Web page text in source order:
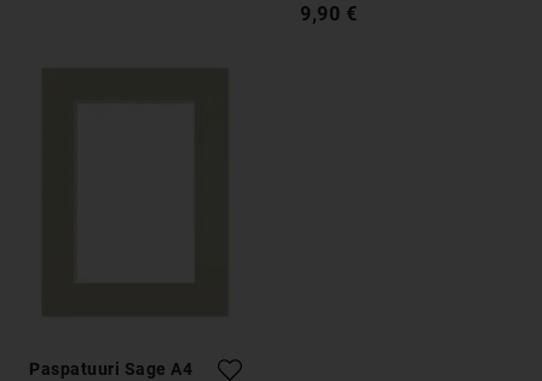
9,90 €
Paspatuuri Sage A4